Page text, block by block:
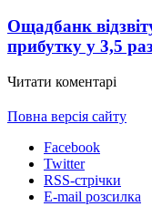
Ощадбанк
прибутку у 3,5
Читати коментарі
Повна версія сайту
Facebook
Twitter
RSS-стрічки
E-mail розсилка